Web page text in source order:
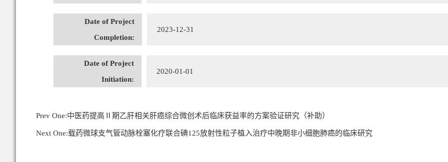
Date of Project
Completion:
2023-12-31
Date of Project
Initiation:
2020-01-01
Prev One:中医药提高Ⅱ期乙肝相关肝癌综合微创术后临床获益率的方案验证研究（补助）
Next One:载药微球支气管动脉栓塞化疗联合碘125放射性粒子植入治疗中晚期非小细胞肺癌的临床研究